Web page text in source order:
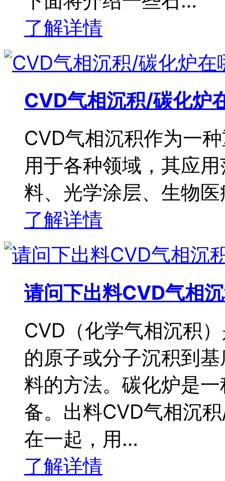
了解详情
CVD气相沉积/碳化炉
CVD气相沉积作为一
用于各种领域，其应
料、光学涂层、生物
了解详情
请问下出料CVD气相
CVD（化学气相沉积
的原子或分子沉积到
料的方法。碳化炉是
备。出料CVD气相沉
在一起，用…
了解详情